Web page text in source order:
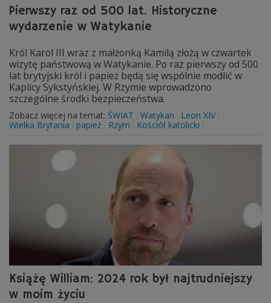
Pierwszy raz od 500 lat. Historyczne
wydarzenie w Watykanie
Król Karol III wraz z małżonką Kamilą złożą w czwartek
wizytę państwową w Watykanie. Po raz pierwszy od 500
lat brytyjski król i papież będą się wspólnie modlić w
Kaplicy Sykstyńskiej. W Rzymie wprowadzono
szczególne środki bezpieczeństwa.
Zobacz więcej na temat: ŚWIAT Watykan
Leon XIV
Wielka Brytania
papież Rzym Kościół katolicki
Książę William: 2024 rok był najtrudniejszy
w moim życiu